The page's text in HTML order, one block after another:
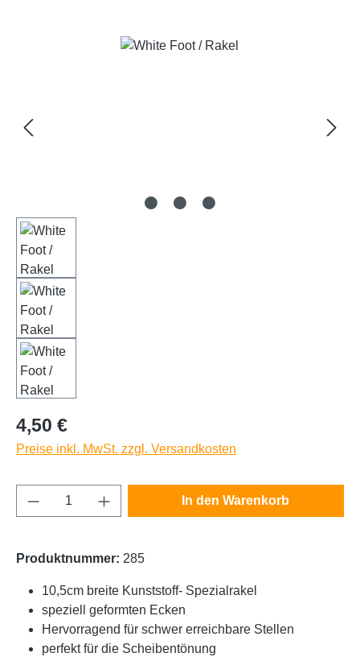
Bildergalerie überspringen
Regulärer Preis:
4,50 €
Preise inkl. MwSt. zzgl. Versandkosten
Produkt Anzahl: Gib den gewünschten
In den Warenkorb
Produktnummer: 285
10,5cm breite Kunststoff- Spezialrakel
speziell geformten Ecken
Hervorragend für schwer erreichbare Stellen
perfekt für die Scheibentönung